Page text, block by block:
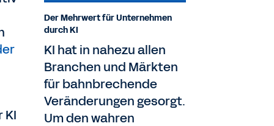
KI
Der Mehrwert für Unternehmen
durch KI
KI hat in nahezu allen
Branchen und Märkten
für bahnbrechende
Veränderungen gesorgt.
Um den wahren